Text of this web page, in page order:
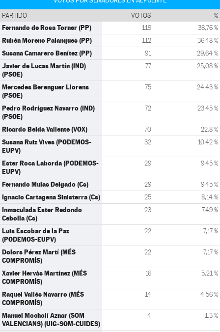
PARTIDO VOTOS %
Fernando de Rosa Torner (PP) 119 38,76 %
Rubén Moreno Palanques (PP) 112 36,48 %
Susana Camarero Benítez (PP) 91 29,64 %
Javier de Lucas Martín (IND)
(PSOE)
77 25,08 %
Mercedes Berenguer Llorens
(PSOE)
75 24,43 %
Pedro Rodríguez Navarro (IND)
(PSOE)
72 23,45 %
Ricardo Belda Valiente (VOX) 70 22,8 %
Susana Ruiz Vives (PODEMOS-
EUPV)
32 10,42 %
Ester Roca Laborda (PODEMOS-
EUPV)
29 9,45 %
Fernando Mulas Delgado (Cs) 29 9,45 %
Ignacio Cartagena Sinisterra (Cs) 25 8,14 %
Inmaculada Ester Redondo
Cebolla (Cs)
23 7,49 %
Luis Escobar de la Paz
(PODEMOS-EUPV)
22 7,17 %
Dolors Pérez Martí (MÉS
COMPROMÍS)
22 7,17 %
Xavier Hervàs Martínez (MÉS
COMPROMÍS)
16 5,21 %
Raquel Vallés Navarro (MÉS
COMPROMÍS)
14 4,56 %
Manuel Mocholí Aznar (SOM
VALENCIANS) (UIG-SOM-CUIDES)
4 1,3 %